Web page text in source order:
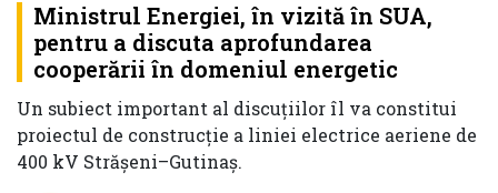
Ministrul Energiei, în vizită în SUA,
pentru a discuta aprofundarea
cooperării în domeniul energetic
Un subiect important al discuțiilor îl va constitui
proiectul de construcție a liniei electrice aeriene de
400 kV Strășeni–Gutinaș.